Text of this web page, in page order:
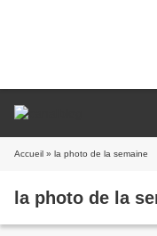
Accueil » la photo de la semaine
la photo de la